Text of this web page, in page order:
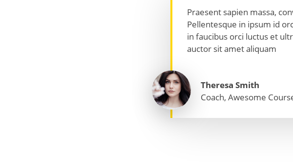
Praesent sapien massa,
Pellentesque in ipsum id
in faucibus orci luctus et
auctor sit amet aliquam
Theresa Smith
Coach, Awesome